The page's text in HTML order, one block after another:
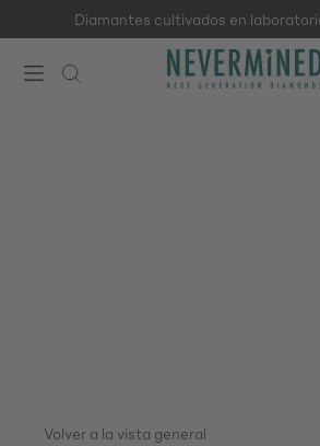
Saltar al contenido principal
Diamantes cultivados en
Volver a la vista general